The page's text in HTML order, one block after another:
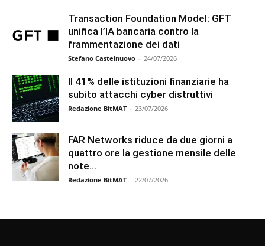
Transaction Foundation Model: GFT
unifica l’IA bancaria contro la
frammentazione dei dati
Stefano Castelnuovo - 24/07/2026
Il 41% delle istituzioni finanziarie ha
subito attacchi cyber distruttivi
Redazione BitMAT - 23/07/2026
FAR Networks riduce da due giorni a
quattro ore la gestione mensile delle
note...
Redazione BitMAT - 22/07/2026